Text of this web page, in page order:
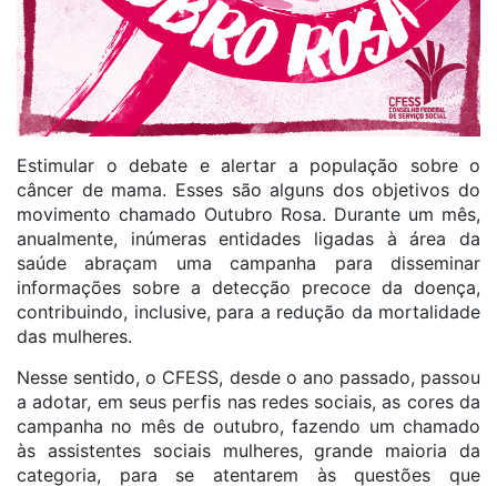
Estimular o debate e alertar a população sobre o
câncer de mama. Esses são alguns dos objetivos do
movimento chamado Outubro Rosa. Durante um mês,
anualmente, inúmeras entidades ligadas à área da
saúde abraçam uma campanha para disseminar
informações sobre a detecção precoce da doença,
contribuindo, inclusive, para a redução da mortalidade
das mulheres.
Nesse sentido, o CFESS, desde o ano passado, passou
a adotar, em seus perfis nas redes sociais, as cores da
campanha no mês de outubro, fazendo um chamado
às assistentes sociais mulheres, grande maioria da
categoria, para se atentarem às questões que